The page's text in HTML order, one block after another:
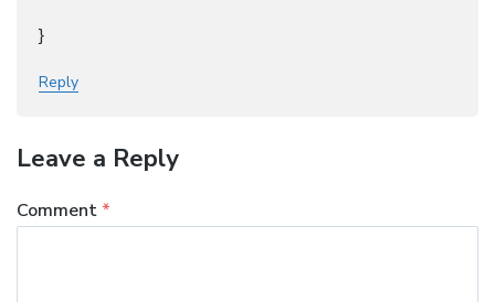
}
Reply
Leave a Reply
Comment *